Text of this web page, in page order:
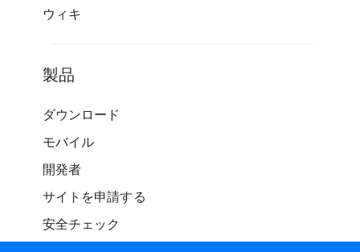
ウィキ
製品
ダウンロード
モバイル
開発者
サイトを申請する
安全チェック